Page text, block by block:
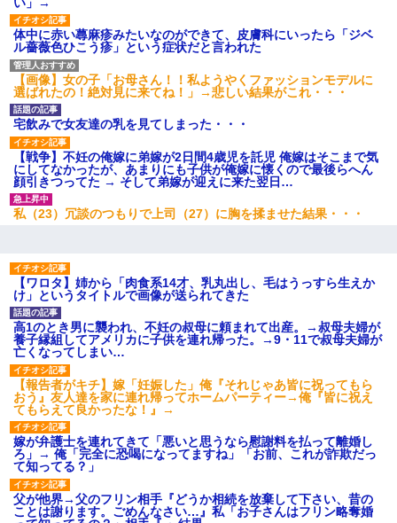
体中に赤い蕁麻疹みたいなのができて、皮膚科にいったら「ジベ
ル薔薇色ひこう疹」という症状だと言われた
【画像】女の子「お母さん！！私ようやくファッションモデルに
選ばれたの！絶対見に来てね！」→悲しい結果がこれ・・・
宅飲みで女友達の乳を見てしまった・・・
【戦争】不妊の俺嫁に弟嫁が2日間4歳児を託児 俺嫁はそこまで気
にしてなかったが、あまりにも子供が俺嫁に懐くので最後らへん
顔引きつってた → そして弟嫁が迎えに来た翌日…
私（23）冗談のつもりで上司（27）に胸を揉ませた結果・・・
【ワロタ】姉から「肉食系14才、乳丸出し、毛はうっすら生えか
け」というタイトルで画像が送られてきた
高1のとき男に襲われ、不妊の叔母に頼まれて出産。→叔母夫婦が
養子縁組してアメリカに子供を連れ帰った。→9・11で叔母夫婦が
亡くなってしまい…
【報告者がキチ】嫁「妊娠した」俺『それじゃあ皆に祝ってもら
おう』友人達を家に連れ帰ってホームパーティー→俺『皆に祝え
てもらえて良かったな！』→
嫁が弁護士を連れてきて「悪いと思うなら慰謝料を払って離婚し
ろ」→ 俺「完全に恐喝になってますね」「お前、これが詐欺だっ
て知ってる？」
父が他界→父のフリン相手『どうか相続を放棄して下さい、昔の
ことは謝ります。ごめんなさい…』私「お子さんはフリン略奪婚